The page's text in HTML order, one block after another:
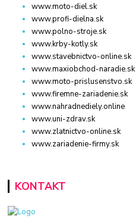
www.moto-diel.sk
www.profi-dielna.sk
www.polno-stroje.sk
www.krby-kotly.sk
www.stavebnictvo-online.sk
www.maxiobchod-naradie.sk
www.moto-prislusenstvo.sk
www.firemne-zariadenie.sk
www.nahradnediely.online
www.uni-zdrav.sk
www.zlatnictvo-online.sk
www.zariadenie-firmy.sk
KONTAKT